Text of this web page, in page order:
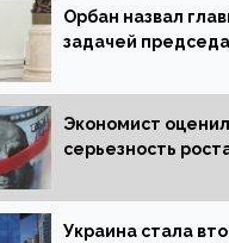
Орбан назвал
задачей
за мир
Экономист оценил
серьезность
Украина стала